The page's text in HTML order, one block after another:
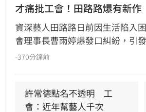
才痛批工會！田路路爆有新作
資深藝人田路路日前因生活陷入
會理事長曹雨婷爆發口糾紛，引
士關注並公開互嗆。然而事件峰
-370分鐘前
許常德點名不透明　工
會：近年幫藝人千次